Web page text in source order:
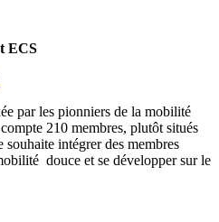
ECS
par les pionniers de la mobilité
210 membres, plutôt situés
intégrer des membres
douce et se développer sur le